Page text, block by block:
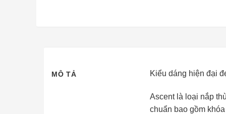
MÔ TẢ Kiểu dáng hiện đại
Ascent là loại nắp
chuẩn bao gồm